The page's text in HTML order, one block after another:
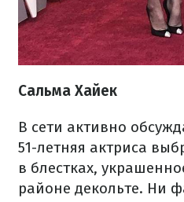
Сальма Хайек
В сети активно
51-летняя актриса
в блестках,
районе декольте. Ни